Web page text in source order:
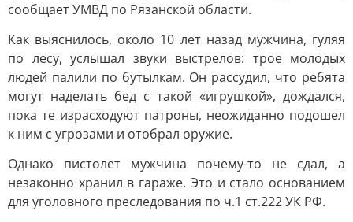
сообщает УМВД по Рязанской области.
Как выяснилось, около 10 лет назад мужчина, гуляя
по лесу, услышал звуки выстрелов: трое молодых
людей палили по бутылкам. Он рассудил, что ребята
могут наделать бед с такой «игрушкой», дождался,
пока те израсходуют патроны, неожиданно подошел
к ним с угрозами и отобрал оружие.
Однако пистолет мужчина почему-то не сдал, а
незаконно хранил в гараже. Это и стало основанием
для уголовного преследования по ч.1 ст.222 УК РФ.